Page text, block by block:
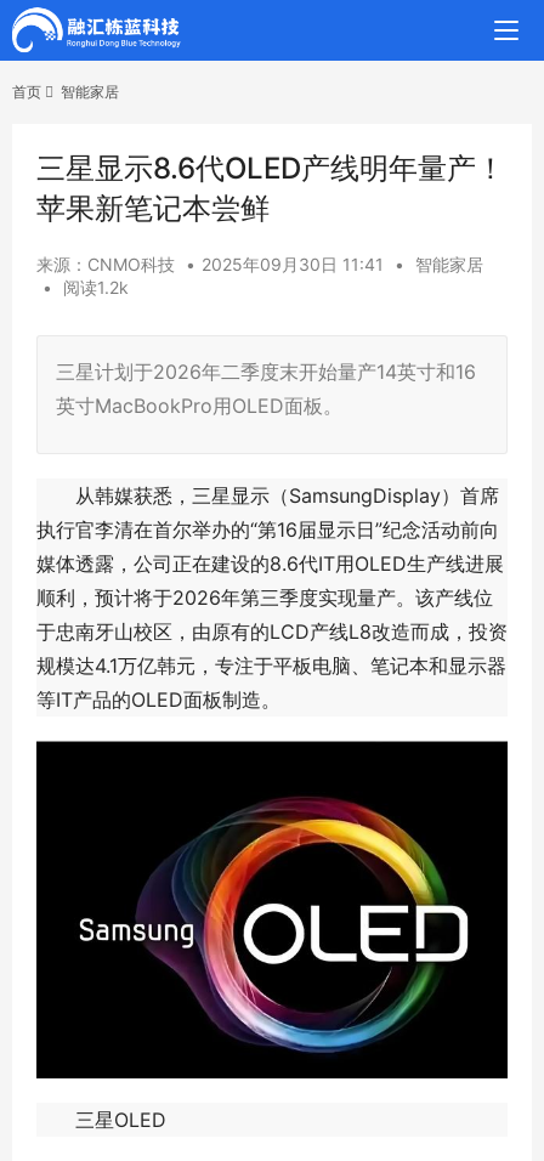
首页 智能家居
三星显示8.6代OLED产线明年量产！
苹果新笔记本尝鲜
来源：CNMO科技 • 2025年09月30日 11:41 •
智能家居
•
阅读1.2k
三星计划于2026年二季度末开始量产14英寸和16
英寸MacBookPro用OLED面板。
从韩媒获悉，三星显示（SamsungDisplay）首席
执行官李清在首尔举办的“第16届显示日”纪念活动前向
媒体透露，公司正在建设的8.6代IT用OLED生产线进展
顺利，预计将于2026年第三季度实现量产。该产线位
于忠南牙山校区，由原有的LCD产线L8改造而成，投资
规模达4.1万亿韩元，专注于平板电脑、笔记本和显示器
等IT产品的OLED面板制造。
三星OLED